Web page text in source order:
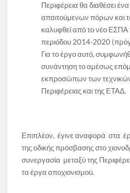
Περιφέρεια θα διαθέσει
απαιτούμενων πόρων και
καλυφθεί από το νέο ΕΣΠΑ
περιόδου 2014-2020
Για το έργο αυτό,
συνάντηση το αμέσως
εκπροσώπων των
Περιφέρειας και της ΕΤΑΔ.
Επιπλέον, έγινε αναφορά στα
της οδικής πρόσβασης στο
συνεργασία μεταξύ της
τα έργα αποχιονισμού.